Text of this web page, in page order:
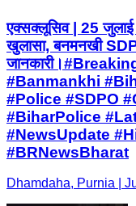
एक्सक्लूसिव | 25 जुलाई
खुलासा, बनमनखी
#Banmankhi
#Police #SDPO
#BiharPolice
#NewsUpdate
#BRNewsBharat
Dhamdaha, Purnia |